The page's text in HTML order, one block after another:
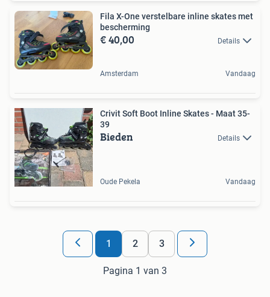
Fila X-One verstelbare inline skates met
bescherming
€ 40,00 Details
Amsterdam Vandaag
Crivit Soft Boot Inline Skates - Maat 35-
39
Bieden Details
Oude Pekela Vandaag
1 2 3
Pagina 1 van 3